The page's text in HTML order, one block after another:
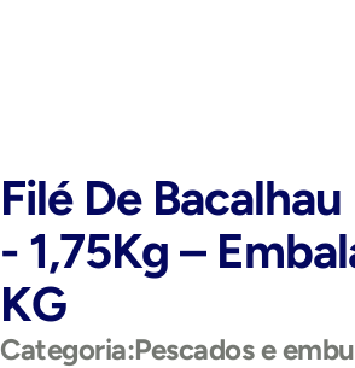
Filé De
- 1,75Kg –
KG
Categoria:Pescados e